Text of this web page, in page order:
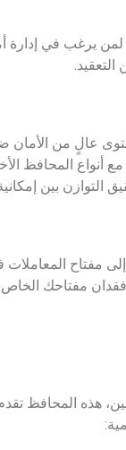
يرغب في إدارة
عالٍ من الأمان
مع أنواع المحافظ
بين
مفتاح المعاملات
مفتاحك
هذه المحافظ